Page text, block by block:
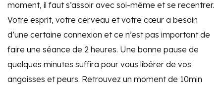
moment, il faut s’assoir avec soi-même et se recentrer.
Votre esprit, votre cerveau et votre cœur a besoin
d’une certaine connexion et ce n’est pas important de
faire une séance de 2 heures. Une bonne pause de
quelques minutes suffira pour vous libérer de vos
angoisses et peurs. Retrouvez un moment de 10min